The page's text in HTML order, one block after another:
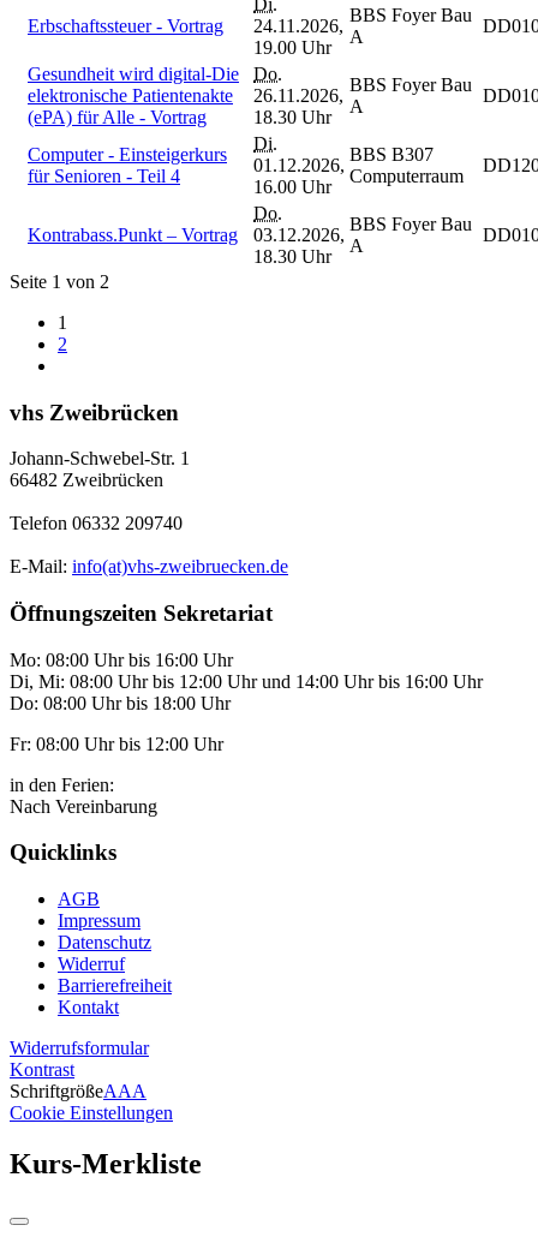
Erbschaftssteuer - Vortrag
24.11.2026,
19.00 Uhr
BBS Foyer Bau
A
Gesundheit wird digital-Die
elektronische Patientenakte
(ePA) für Alle - Vortrag
Do.
26.11.2026,
18.30 Uhr
BBS Foyer Bau
A
Computer - Einsteigerkurs
für Senioren - Teil 4
Di.
01.12.2026,
16.00 Uhr
BBS B307
Computerraum
Kontrabass.Punkt – Vortrag
Do.
03.12.2026,
18.30 Uhr
BBS Foyer Bau
A
Seite 1 von 2
1
2
vhs Zweibrücken
Johann-Schwebel-Str. 1
66482 Zweibrücken
Telefon 06332 209740
E-Mail: info(at)vhs-zweibruecken.de
Öffnungszeiten Sekretariat
Mo: 08:00 Uhr bis 16:00 Uhr
Di, Mi: 08:00 Uhr bis 12:00 Uhr und 14:00 Uhr bis 16:00 Uhr
Do: 08:00 Uhr bis 18:00 Uhr
Fr: 08:00 Uhr bis 12:00 Uhr
in den Ferien:
Nach Vereinbarung
Quicklinks
AGB
Impressum
Datenschutz
Widerruf
Barrierefreiheit
Kontakt
Widerrufsformular
Kontrast
SchriftgrößeAAA
Cookie Einstellungen
Kurs-Merkliste